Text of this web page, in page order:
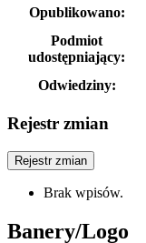
Opublikowano:
Podmiot
udostępniający:
Odwiedziny:
Rejestr zmian
Rejestr zmian
Brak wpisów.
Banery/Logo